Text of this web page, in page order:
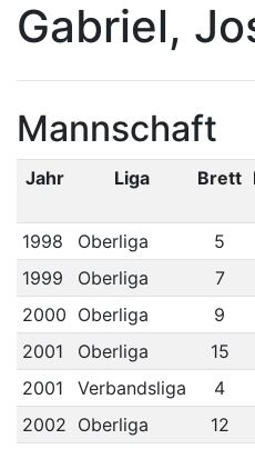
Gabriel,
Mannschaft
Jahr Liga Brett
1998 Oberliga 5
1999
Oberliga 7
2000 Oberliga 9
2001
Oberliga 15
2001
Verbandsliga 4
2002 Oberliga 12